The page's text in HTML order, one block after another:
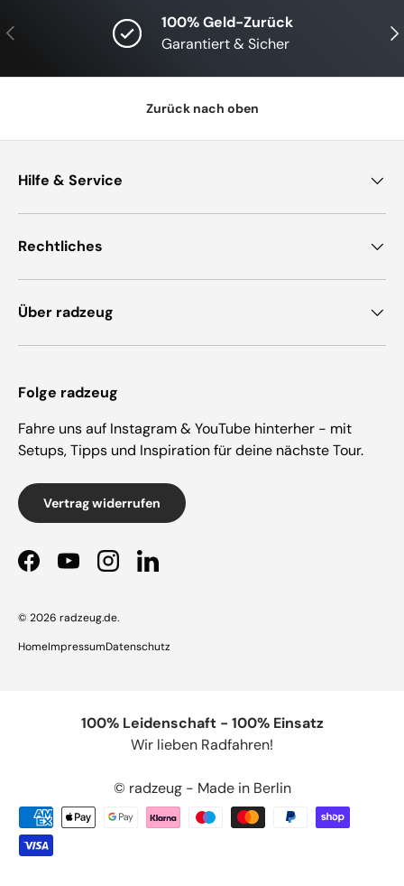
Vorherige
100% Geld-Zurück
Garantiert & Sicher
Zurück nach oben
Hilfe & Service
Rechtliches
Über radzeug
Folge radzeug
Fahre uns auf Instagram & YouTube hinterher - mit
Setups, Tipps und Inspiration für deine nächste Tour.
Vertrag widerrufen
FacebookYouTubeInstagramLinkedIn
© 2026 radzeug.de.
HomeImpressumDatenschutz
100% Leidenschaft - 100% Einsatz
Wir lieben Radfahren!
© radzeug - Made in Berlin